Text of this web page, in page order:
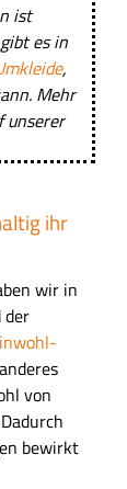
ist
es in
,
Mehr
unserer
ihr
wir in
der
von
bewirkt